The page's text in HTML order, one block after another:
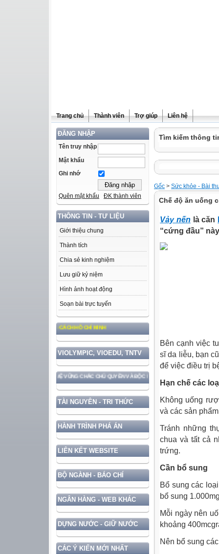
Trang chủ Thành viên Trợ giúp Liên hệ
ĐĂNG NHẬP
Tên truy nhập
Mật khẩu
Ghi nhớ
Quên mật khẩu ĐK thành viên
THÔNG TIN - TƯ LIỆU
Giới thiệu chung
Thành tích
Chia sẻ kinh nghiệm
Lưu giữ kỷ niệm
Hình ảnh hoạt động
Soạn bài trực tuyến
ĐẠO ĐỨC, PHONG CÁCH HỒ CHÍ MINH
VIOLYMPIC, VIOEDU, TNTV
GẮN VỚI BẢO VỆ VỮNG CHẮC CHỦ QUYỀN VÀ ĐỘC LẬP DÂN TỘC!
TÀI NGUYÊN - TRI THỨC
HÀNH TRÌNH PHÁ ÁN
LIÊN KẾT WEBSITE
BỘ NGÀNH - BÁO CHÍ
NGÂN HÀNG - WEB KHÁC
DỰNG NƯỚC - GIỮ NƯỚC
CÁC Ý KIẾN MỚI NHẤT
Tìm kiếm thông
Gốc > Sức khỏe - Bài
Chế độ ăn uống
Vảy nến là căn
“cứng đầu”
Bên cạnh việc
sĩ da liễu, bạn
để việc điều trị
Hạn chế các
Không uống
và các sản
Tránh những
chua và tất cả
trứng.
Cần bổ sung
Bổ sung các
bổ sung
Mỗi ngày nên
khoảng
Nên bổ sung